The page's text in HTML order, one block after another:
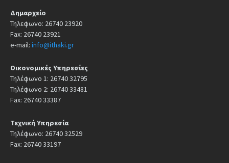
Δημαρχείο
Τηλεφωνο: 26740 23920
Fax: 26740 23921
e-mail: info@ithaki.gr
Οικονομικές Υπηρεσίες
Τηλέφωνο 1: 26740 32795
Τηλέφωνο 2: 26740 33481
Fax: 26740 33387
Τεχνική Υπηρεσία
Τηλέφωνο: 26740 32529
Fax: 26740 33197